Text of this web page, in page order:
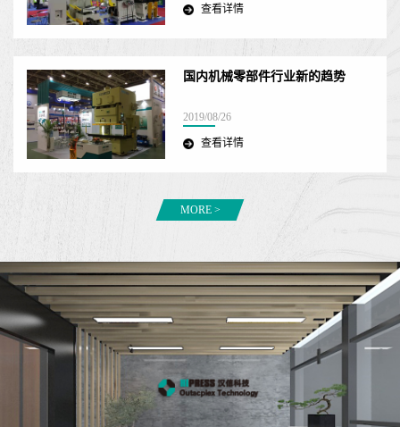
查看详情
国内机械零部件行业新的趋势
2019/08/26
查看详情
MORE >